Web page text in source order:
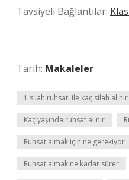
Tavsiyeli Bağlantılar:
Tarih: Makaleler
1 silah ruhsatı ile kaç silah alınır
Kaç yaşında ruhsat alınır
Ruhsat almak için ne gerekiyor
Ruhsat almak ne kadar sürer